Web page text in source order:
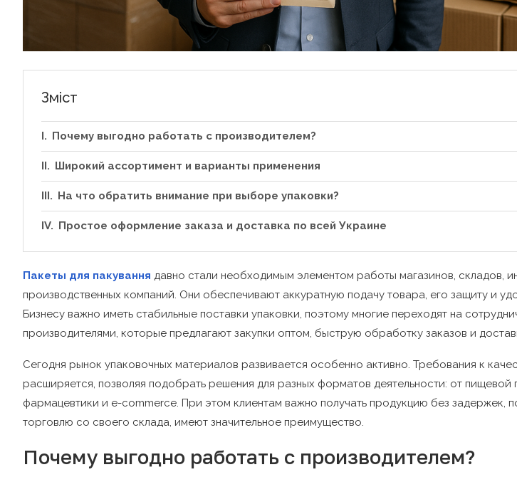
Зміст
Почему выгодно работать с производителем?
Широкий ассортимент и варианты применения
На что обратить внимание при выборе упаковки?
Простое оформление заказа и доставка по всей Украине
Пакеты для пакування давно стали необходимым элементом работы магазинов, складов,
производственных компаний. Они обеспечивают аккуратную подачу товара, его защиту и
Бизнесу важно иметь стабильные поставки упаковки, поэтому многие переходят на
производителями, которые предлагают закупки оптом, быструю обработку заказов и
Сегодня рынок упаковочных материалов развивается особенно активно. Требования к
расширяется, позволяя подобрать решения для разных форматов деятельности: от
фармацевтики и e-commerce. При этом клиентам важно получать продукцию без задержек,
торговлю со своего склада, имеют значительное преимущество.
Почему выгодно работать с производителем?